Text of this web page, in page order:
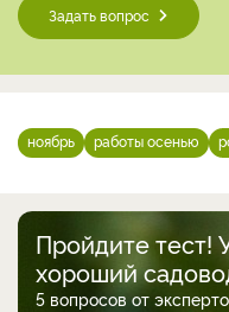
Задать вопрос
ноябрь работы осенью
Пройдите тест!
хороший
5 вопросов от